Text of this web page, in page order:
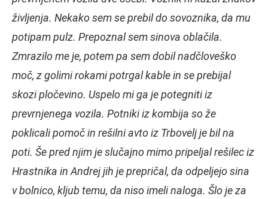
življenja. Nekako sem se prebil do sovoznika, da mu
potipam pulz. Prepoznal sem sinova oblačila.
Zmrazilo me je, potem pa sem dobil nadčloveško
moč, z golimi rokami potrgal kable in se prebijal
skozi pločevino. Uspelo mi ga je potegniti iz
prevrnjenega vozila. Potniki iz kombija so že
poklicali pomoč in rešilni avto iz Trbovelj je bil na
poti. Še pred njim je slučajno mimo pripeljal rešilec iz
Hrastnika in Andrej jih je prepričal, da odpeljejo sina
v bolnico, kljub temu, da niso imeli naloga. Šlo je za